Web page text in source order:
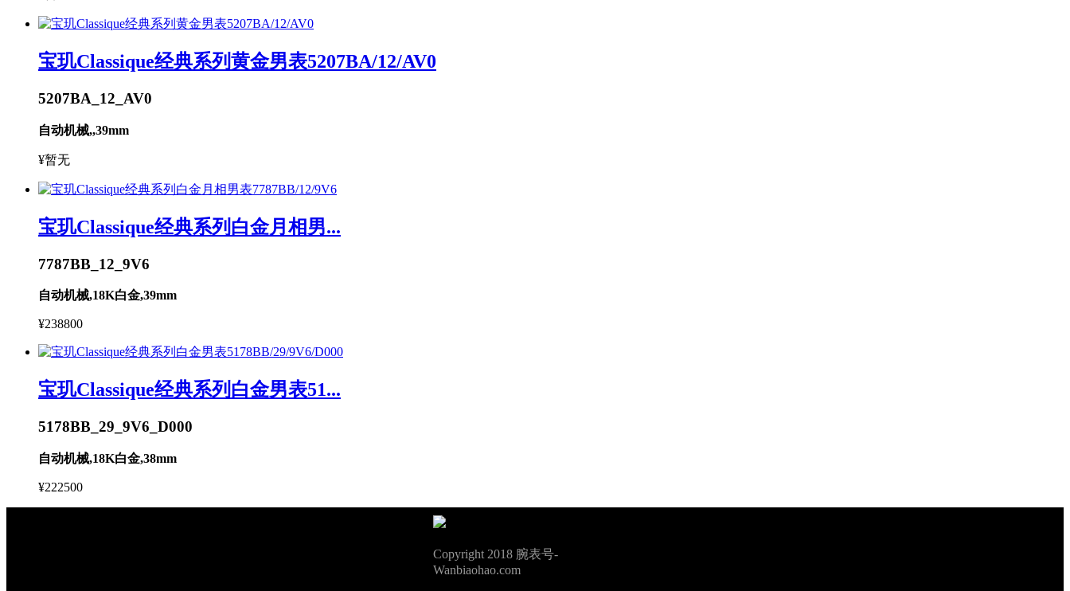
宝玑Classique经典系列黄金男表5207BA/12/AV0
5207BA_12_AV0
自动机械,,39mm
¥暂无
宝玑Classique经典系列白金月相男...
7787BB_12_9V6
自动机械,18K白金,39mm
¥238800
宝玑Classique经典系列白金男表51...
5178BB_29_9V6_D000
自动机械,18K白金,38mm
¥222500
Copyright 2018 腕表号-
Wanbiaohao.com